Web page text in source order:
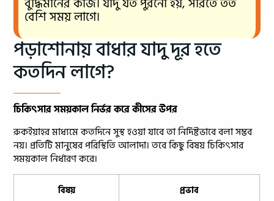
বেশি সময় লাগে।
পড়াশোনায় বাধার যাদু দূর হতে
কতদিন লাগে?
চিকিৎসার সময়কাল নির্ভর করে কীসের উপর
রুকইয়াহর মাধ্যমে কতদিনে সুস্থ হওয়া যাবে তা নির্দিষ্টভাবে বলা সম্ভব
নয়। প্রতিটি মানুষের পরিস্থিতি আলাদা। তবে কিছু বিষয় চিকিৎসার
সময়কাল নির্ধারণ করে।
বিষয় প্রভাব